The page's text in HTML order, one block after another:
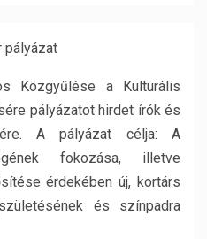
Közgyűlése a Kulturális
pályázatot hirdet írók és
A pályázat célja: A
fokozása, illetve
érdekében új, kortárs
és színpadra